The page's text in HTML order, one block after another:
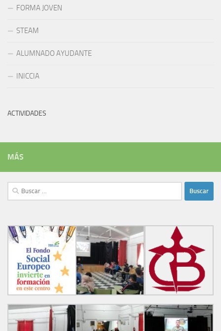
FORMA JOVEN
STEAM
ALUMNADO AYUDANTE
INICCIA
ACTIVIDADES
MÁS
Buscar: